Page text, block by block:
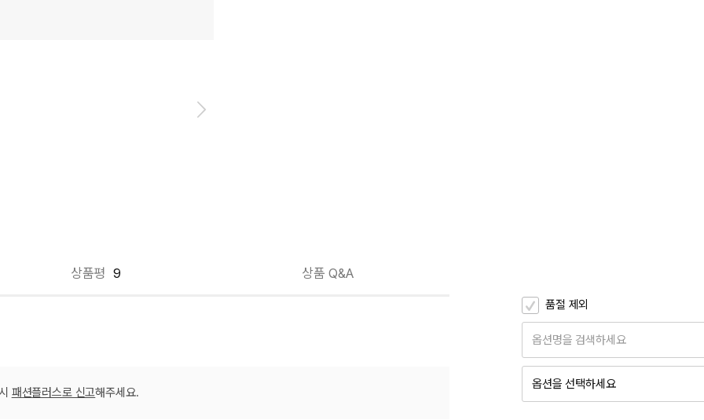
상품평 9 상품 Q&A
품절 제외
옵션명을 검색하세요
옵션을 선택하세요